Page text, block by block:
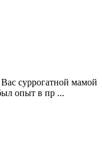
Вас суррогатной мамой
опыт в пр ...